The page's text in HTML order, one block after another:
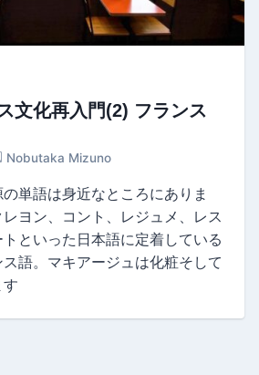
文化再入門(2) フランス
Nobutaka Mizuno
単語は身近なところにありま
ヨン、コント、レジュメ、レス
トといった日本語に定着している
語。マキアージュは化粧そして